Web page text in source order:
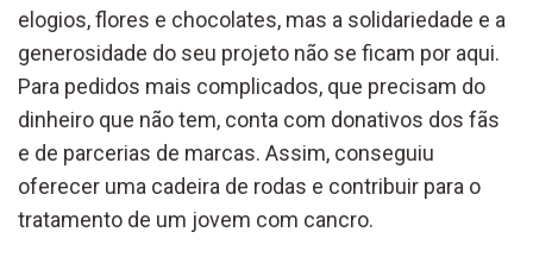
elogios, flores e chocolates, mas a solidariedade e a
generosidade do seu projeto não se ficam por aqui.
Para pedidos mais complicados, que precisam do
dinheiro que não tem, conta com donativos dos fãs
e de parcerias de marcas. Assim, conseguiu
oferecer uma cadeira de rodas e contribuir para o
tratamento de um jovem com cancro.